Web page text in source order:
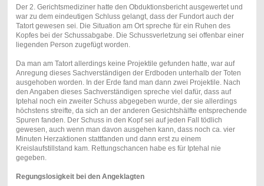
Der 2. Gerichtsmediziner hatte den Obduktionsbericht ausgewertet und
war zu dem eindeutigen Schluss gelangt, dass der Fundort auch der
Tatort gewesen sei. Die Situation am Ort spreche für ein Ruhen des
Kopfes bei der Schussabgabe. Die Schussverletzung sei offenbar einer
liegenden Person zugefügt worden.
Da man am Tatort allerdings keine Projektile gefunden hatte, war auf
Anregung dieses Sachverständigen der Erdboden unterhalb der Toten
ausgehoben worden. In der Erde fand man dann zwei Projektile. Nach
den Angaben dieses Sachverständigen spreche viel dafür, dass auf
Iptehal noch ein zweiter Schuss abgegeben wurde, der sie allerdings
höchstens streifte, da sich an der anderen Gesichtshälfte entsprechende
Spuren fanden. Der Schuss in den Kopf sei auf jeden Fall tödlich
gewesen, auch wenn man davon ausgehen kann, dass noch ca. vier
Minuten Herzaktionen stattfanden und dann erst zu einem
Kreislaufstillstand kam. Rettungschancen habe es für Iptehal nie
gegeben.
Regungslosigkeit bei den Angeklagten